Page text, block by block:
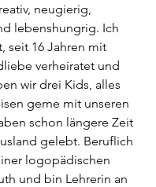
neugierig,
lebenshungrig. Ich
seit 16 Jahren mit
verheiratet und
wir drei Kids, alles
gerne mit unseren
schon längere Zeit
gelebt. Beruflich
logopädischen
und bin Lehrerin an